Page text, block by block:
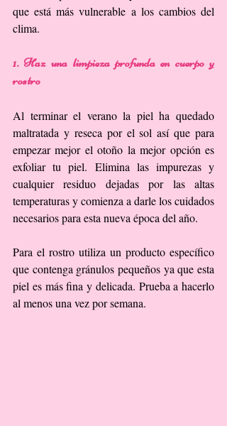
que está más vulnerable a los cambios del
clima.
1. Haz una limpieza profunda en cuerpo y
rostro
Al terminar el verano la piel ha quedado
maltratada y reseca por el sol así que para
empezar mejor el otoño la mejor opción es
exfoliar tu piel. Elimina las impurezas y
cualquier residuo dejadas por las altas
temperaturas y comienza a darle los cuidados
necesarios para esta nueva época del año.
Para el rostro utiliza un producto específico
que contenga gránulos pequeños ya que esta
piel es más fina y delicada. Prueba a hacerlo
al menos una vez por semana.